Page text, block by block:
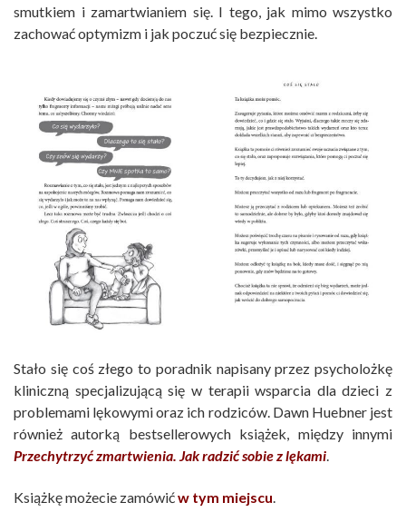
smutkiem i zamartwianiem się. I tego, jak mimo wszystko
zachować optymizm i jak poczuć się bezpiecznie.
Stało się coś złego to poradnik napisany przez psycholożkę
kliniczną specjalizującą się w terapii wsparcia dla dzieci z
problemami lękowymi oraz ich rodziców. Dawn Huebner jest
również autorką bestsellerowych książek, między innymi
Przechytrzyć zmartwienia. Jak radzić sobie z lękami
Książkę możecie zamówićw tym miejscu